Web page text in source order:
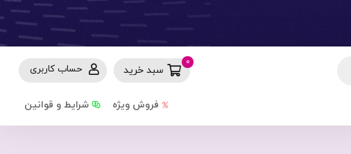
حساب کاربری سبد خرید
0
شرایط و قوانین فروش ویژه